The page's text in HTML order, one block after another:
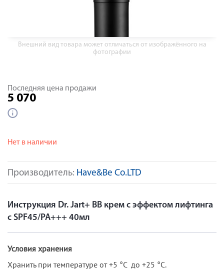
Внешний вид товара может отличаться от изображённого на
фотографии
Производитель: Have&Be Co.LTD
Последняя цена продажи
5 070
Нет в наличии
Инструкция Dr. Jart+ BB крем с эффектом лифтинга
с SPF45/PA+++ 40мл
Условия хранения
Хранить при температуре от +5 °C до +25 °C.